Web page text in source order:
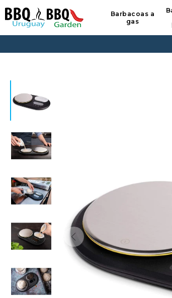
Barbacoas a
gas